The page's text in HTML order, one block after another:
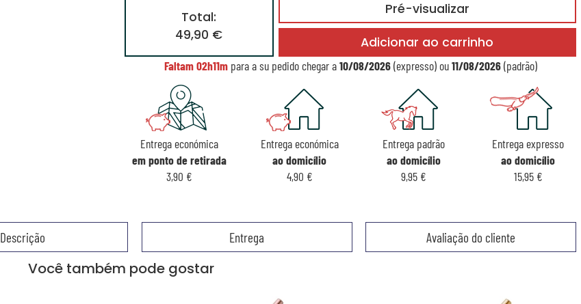
Pré-visualizar
Total:
49,90 €
Adicionar ao carrinho
Faltam02h11mpara a su pedido chegar a10/08/2026(expresso) ou11/08/2026(padrão)
Entrega económica
em ponto de retirada
3,90 €
Entrega económica
ao domicílio
4,90 €
Entrega padrão
ao domicílio
9,95 €
Entrega expresso
ao domicílio
15,95 €
Descrição Entrega Avaliação do cliente
Você também pode gostar